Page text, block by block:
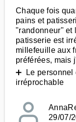
Chaque fois
pains et
"randonneur" et
patisserie est
millefeuille aux
préférées, mais
➕ Le personnel
irréprochable
29/07/